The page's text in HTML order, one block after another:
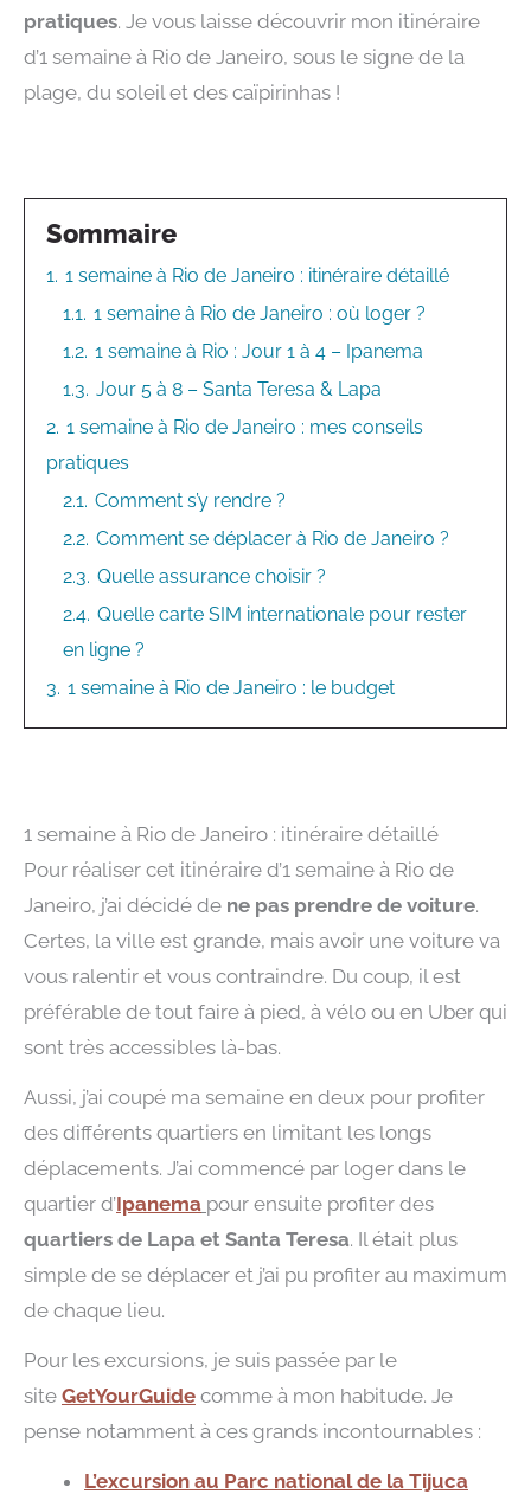
pratiques. Je vous laisse découvrir mon itinéraire
d’1 semaine à Rio de Janeiro, sous le signe de la
plage, du soleil et des caïpirinhas !
Sommaire
1. 1 semaine à Rio de Janeiro : itinéraire détaillé
1.1. 1 semaine à Rio de Janeiro : où loger ?
1.2. 1 semaine à Rio : Jour 1 à 4 – Ipanema
1.3. Jour 5 à 8 – Santa Teresa & Lapa
2. 1 semaine à Rio de Janeiro : mes conseils
pratiques
2.1. Comment s’y rendre ?
2.2. Comment se déplacer à Rio de Janeiro ?
2.3. Quelle assurance choisir ?
2.4. Quelle carte SIM internationale pour rester
en ligne ?
3. 1 semaine à Rio de Janeiro : le budget
1 semaine à Rio de Janeiro : itinéraire détaillé
Pour réaliser cet itinéraire d’1 semaine à Rio de
Janeiro, j’ai décidé de ne pas prendre de voiture.
Certes, la ville est grande, mais avoir une voiture va
vous ralentir et vous contraindre. Du coup, il est
préférable de tout faire à pied, à vélo ou en Uber qui
sont très accessibles là-bas.
Aussi, j’ai coupé ma semaine en deux pour profiter
des différents quartiers en limitant les longs
déplacements. J’ai commencé par loger dans le
quartier d’Ipanema pour ensuite profiter des
quartiers de Lapa et Santa Teresa. Il était plus
simple de se déplacer et j’ai pu profiter au maximum
de chaque lieu.
Pour les excursions, je suis passée par le
site GetYourGuide comme à mon habitude. Je
pense notamment à ces grands incontournables :
L’excursion au Parc national de la Tijuca